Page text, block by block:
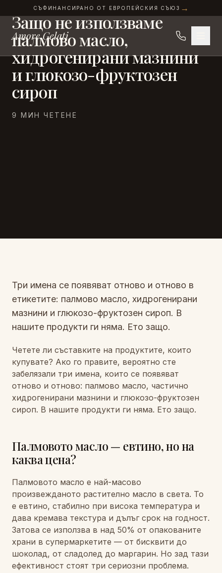
Прескочи към съдържанието
СЪФИНАНСИРАНО ОТ ЕВРОПЕЙСКИЯ СЪЮЗ →
Amore Gelati
Защо не използваме
Защонеизползваме
палмовомасло,
хидрогениранимазнини
иглюкозо-фруктозен
сироп
9 МИН ЧЕТЕНЕ
Три имена се появяват отново и отново в
етикетите: палмово масло, хидрогенирани
мазнини и глюкозо-фруктозен сироп. В
нашите продукти ги няма. Ето защо.
Четете ли съставките на продуктите, които
купувате? Ако го правите, вероятно сте
забелязали три имена, които се появяват
отново и отново: палмово масло, частично
хидрогенирани мазнини и глюкозо-фруктозен
сироп. В нашите продукти ги няма. Ето защо.
Палмовото масло — евтино, но на
каква цена?
Палмовото масло е най-масово
произвежданото растително масло в света. То
е евтино, стабилно при висока температура и
дава кремава текстура и дълъг срок на годност.
Затова се използва в над 50% от опакованите
храни в супермаркетите — от бисквити до
шоколад, от сладолед до маргарин. Но зад тази
ефективност стоят три сериозни проблема.